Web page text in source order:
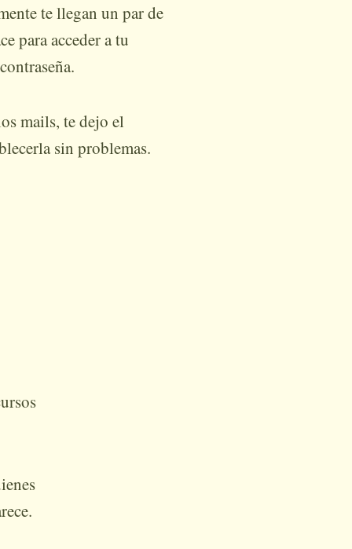
te llegan un par de
para acceder a tu
mails, te dejo el
sin problemas.